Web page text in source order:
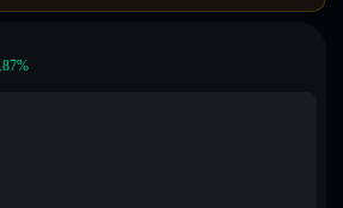
%